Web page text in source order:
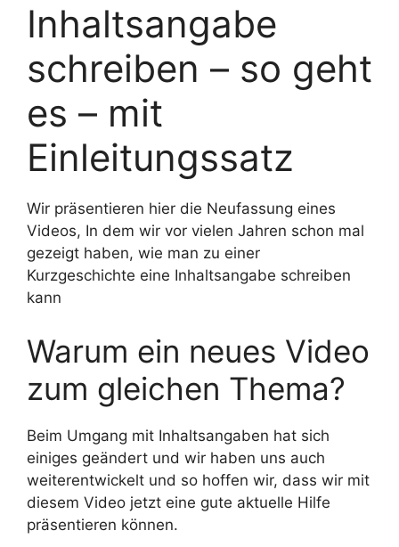
Inhaltsangabe
schreiben – so geht
es – mit
Einleitungssatz
Wir präsentieren hier die Neufassung eines
Videos, In dem wir vor vielen Jahren schon mal
gezeigt haben, wie man zu einer
Kurzgeschichte eine Inhaltsangabe schreiben
kann
Warum ein neues Video
zum gleichen Thema?
Beim Umgang mit Inhaltsangaben hat sich
einiges geändert und wir haben uns auch
weiterentwickelt und so hoffen wir, dass wir mit
diesem Video jetzt eine gute aktuelle Hilfe
präsentieren können.